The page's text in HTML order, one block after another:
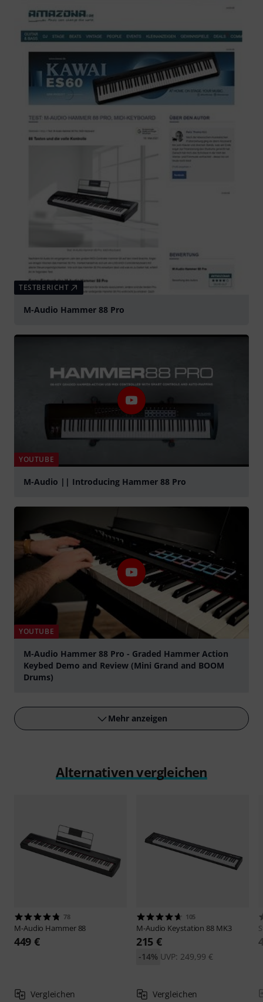
TESTBERICHT
M-Audio Hammer 88 Pro
YOUTUBE
M-Audio || Introducing Hammer 88 Pro
YOUTUBE
M-Audio Hammer 88 Pro - Graded Hammer Action
Keybed Demo and Review (Mini Grand and BOOM
Drums)
Mehr anzeigen
Alternativen vergleichen
78
M-Audio Hammer 88
449 €
Vergleichen
105
M-Audio Keystation 88 MK3
215 €
UVP: 249,99 €
-14%
Vergleichen